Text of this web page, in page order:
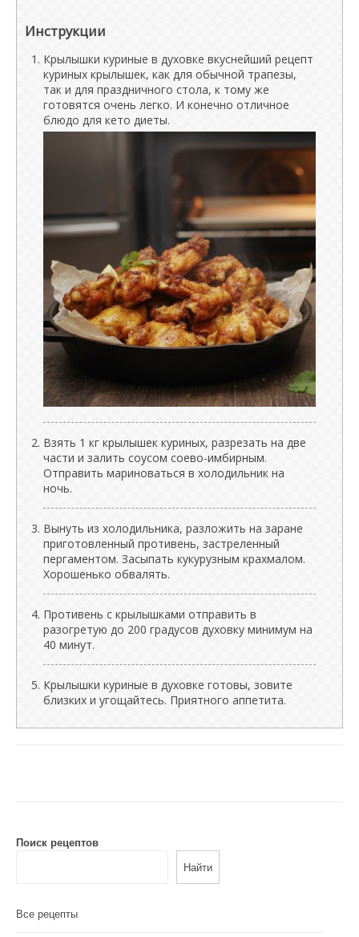
Инструкции
Крылышки куриные в духовке вкуснейший рецепт
куриных крылышек, как для обычной трапезы,
так и для праздничного стола, к тому же
готовятся очень легко. И конечно отличное
блюдо для кето диеты.
Взять 1 кг крылышек куриных, разрезать на две
части и залить соусом соево-имбирным.
Отправить мариноваться в холодильник на
ночь.
Вынуть из холодильника, разложить на заране
приготовленный противень, застреленный
пергаментом. Засыпать кукурузным крахмалом.
Хорошенько обвалять.
Противень с крылышками отправить в
разогретую до 200 градусов духовку минимум на
40 минут.
Крылышки куриные в духовке готовы, зовите
близких и угощайтесь. Приятного аппетита.
Поиск рецептов
Найти
Все рецепты